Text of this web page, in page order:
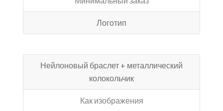
Логотип
Нейлоновый браслет + металлический
колокольчик
Как изображения